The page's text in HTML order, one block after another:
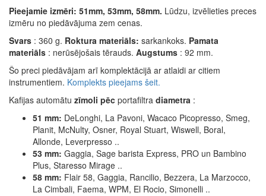
Pieejamie izmēri: 51mm, 53mm, 58mm. Lūdzu, izvēlieties preces
izmēru no piedāvājuma zem cenas.
Svars : 360 g. Roktura materiāls: sarkankoks. Pamata
materiāls : nerūsējošais tērauds. Augstums : 92 mm.
Šo preci piedāvājam arī komplektācijā ar atlaidi ar citiem
instrumentiem. Komplekts pieejams šeit.
Kafijas automātu zīmoli pēc portafiltra diametra :
51 mm: DeLonghi, La Pavoni, Wacaco Picopresso, Smeg,
Planit, McNulty, Osner, Royal Stuart, Wiswell, Boral,
Allonde, Leverpresso ..
53 mm: Gaggia, Sage barista Express, PRO un Bambino
Plus, Staresso Mirage ..
58 mm: Flair 58, Gaggia, Rancilio, Bezzera, La Marzocco,
La Cimbali, Faema, WPM, El Rocio, Simonelli ..